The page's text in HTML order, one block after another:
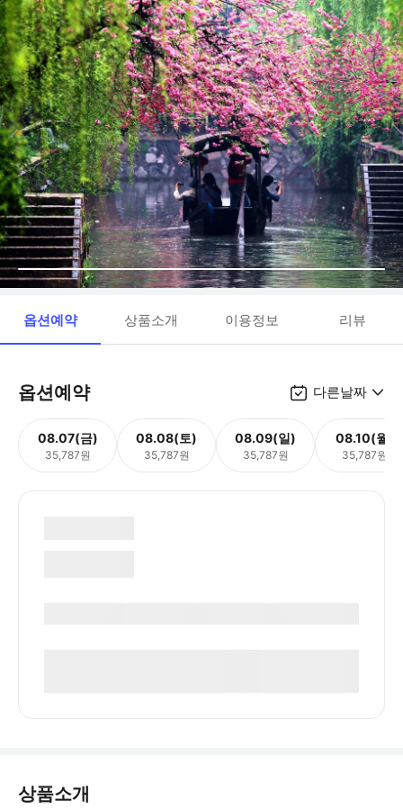
옵션예약 상품소개 이용정보 리뷰
옵션예약 다른날짜
08.07(금)
35,787원
08.08(토)
35,787원
08.09(일)
35,787원
08.10(월)
35,787원
상품소개